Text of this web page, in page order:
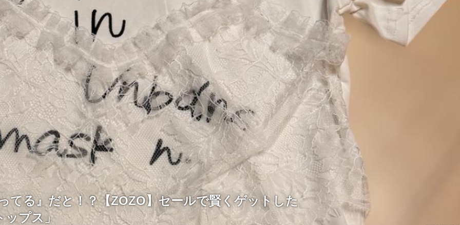
てる』だと！？【ZOZO】セールで賢くゲットした
ップス」